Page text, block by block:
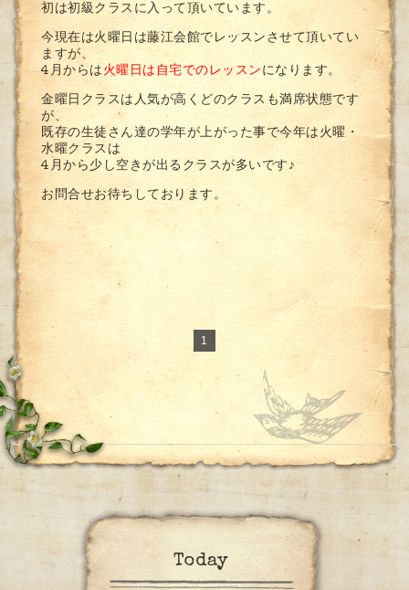
初は初級クラスに入って頂いています。
今現在は火曜日は藤江会館でレッスンさせて頂いてい
ますが、
4月からは 火曜日は自宅でのレッスンになります。
金曜日クラスは人気が高くどのクラスも満席状態です
が、
既存の生徒さん達の学年が上がった事で今年は火曜・
水曜クラスは
4月から少し空きが出るクラスが多いです♪
お問合せお待ちしております。
1
Today